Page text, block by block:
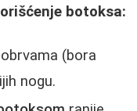
botoksa:
(bora
nogu.